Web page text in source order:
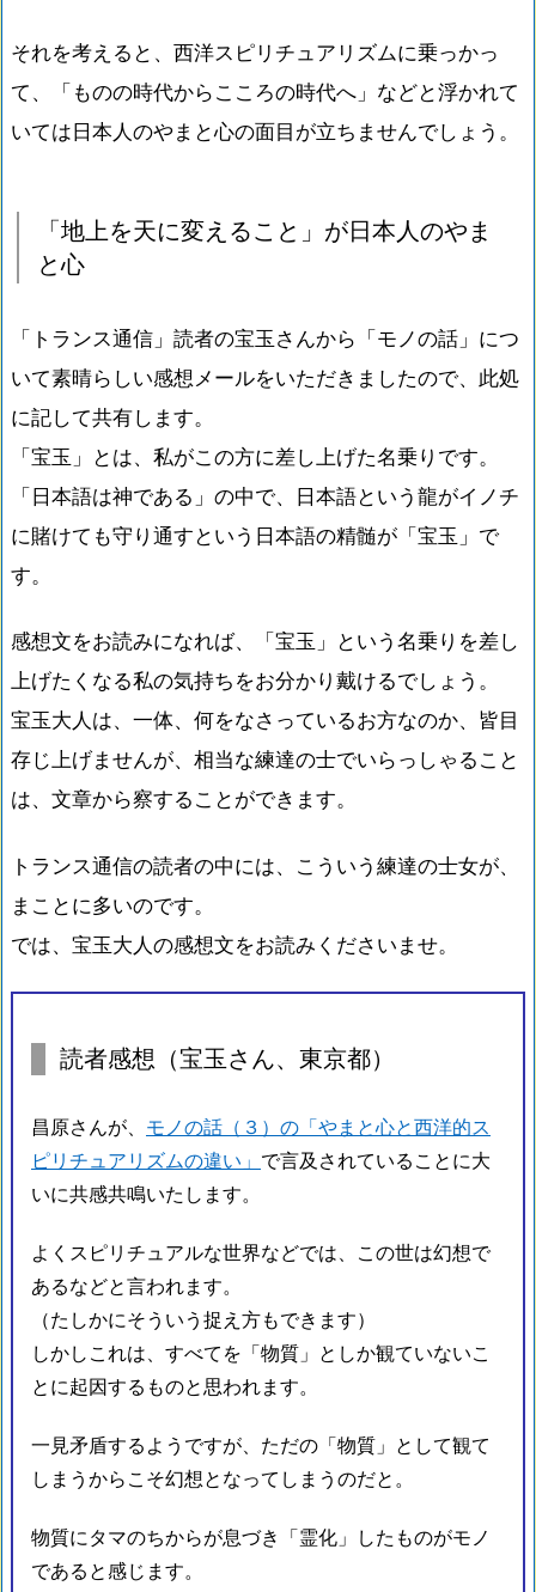
それを考えると、西洋スピリチュアリズムに乗っかっ
て、「ものの時代からこころの時代へ」などと浮かれて
いては日本人のやまと心の面目が立ちませんでしょう。
「地上を天に変えること」が日本人のやま
と心
「トランス通信」読者の宝玉さんから「モノの話」につ
いて素晴らしい感想メールをいただきましたので、此処
に記して共有します。
「宝玉」とは、私がこの方に差し上げた名乗りです。
「日本語は神である」の中で、日本語という龍がイノチ
に賭けても守り通すという日本語の精髄が「宝玉」で
す。
感想文をお読みになれば、「宝玉」という名乗りを差し
上げたくなる私の気持ちをお分かり戴けるでしょう。
宝玉大人は、一体、何をなさっているお方なのか、皆目
存じ上げませんが、相当な練達の士でいらっしゃること
は、文章から察することができます。
トランス通信の読者の中には、こういう練達の士女が、
まことに多いのです。
では、宝玉大人の感想文をお読みくださいませ。
読者感想（宝玉さん、東京都）
昌原さんが、 モノの話（３）の「やまと心と西洋的ス
ピリチュアリズムの違い」 で言及されていることに大
いに共感共鳴いたします。
よくスピリチュアルな世界などでは、この世は幻想で
あるなどと言われます。
（たしかにそういう捉え方もできます）
しかしこれは、すべてを「物質」としか観ていないこ
とに起因するものと思われます。
一見矛盾するようですが、ただの「物質」として観て
しまうからこそ幻想となってしまうのだと。
物質にタマのちからが息づき「霊化」したものがモノ
であると感じます。